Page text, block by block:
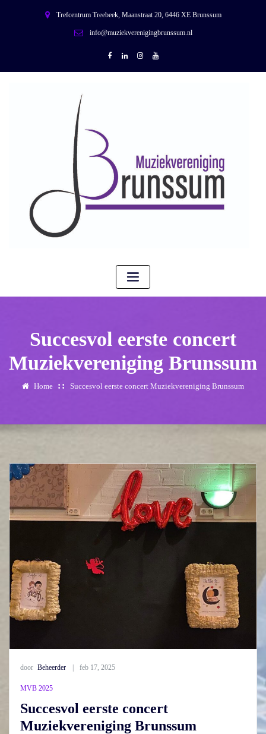
Trefcentrum Treebeek, Maanstraat 20, 6446 XE Brunssum
info@muziekverenigingbrunssum.nl
Succesvol eerste concert
Muziekvereniging Brunssum
Home Succesvol eerste concert Muziekvereniging Brunssum
door Beheerder feb 17, 2025
MVB 2025
Succesvol eerste concert
Muziekvereniging Brunssum